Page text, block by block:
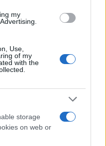
my
Use,
of my
with the
storage
on web or